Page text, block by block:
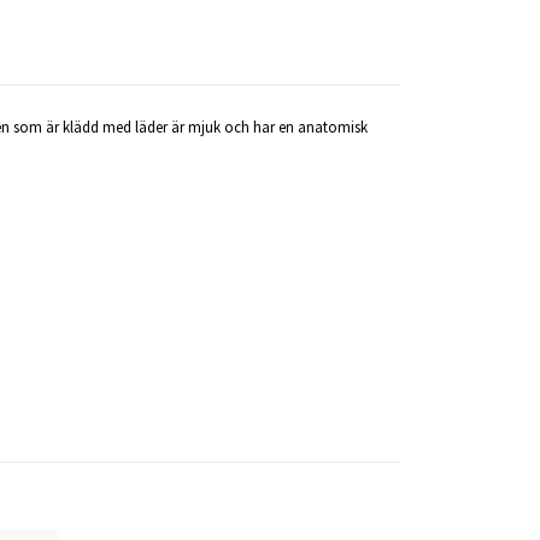
som är klädd med läder är mjuk och har en anatomisk